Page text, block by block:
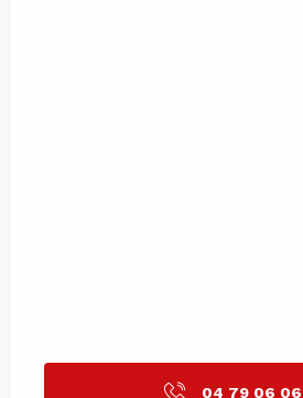
04 79 06 06